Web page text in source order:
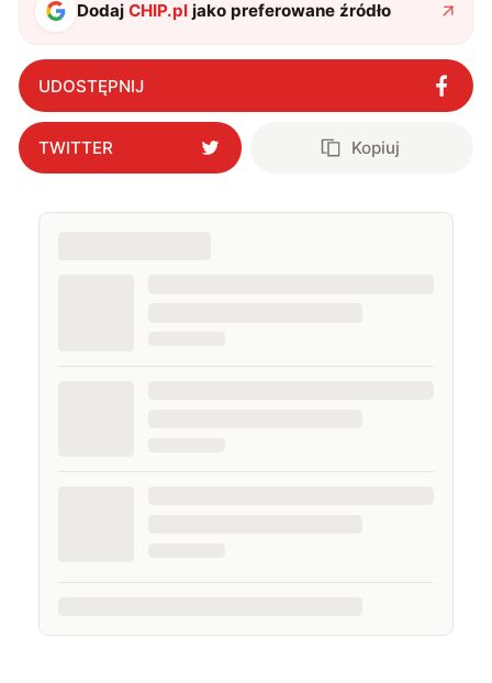
DodajCHIP.pl jako preferowane źródło
UDOSTĘPNIJ
TWITTER Kopiuj